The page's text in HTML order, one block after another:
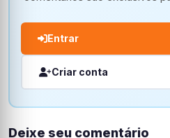
Entrar
Criar conta
Deixe seu comentário